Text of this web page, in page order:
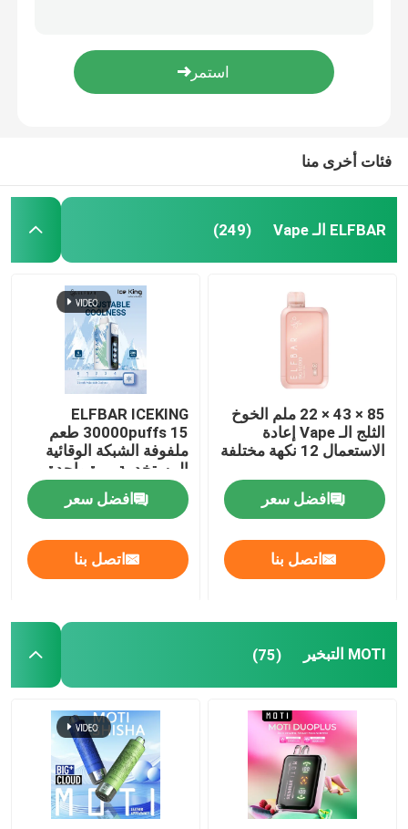
جهاز تبخير GEEKBAR
الـ (فوموت فايب)
(موقع (هوكي دي)
الـ"فايب" من المدرسة القديمة
إي بي إي فيب
VAPORLAX الـ Vape
إينفا فايب
okk vape
فئات أخرى منا
ELFBAR الـ Vape (249)
85 × 43 × 22 ملم الخوخ
الثلج الـ Vape إعادة
الاستعمال 12 نكهة مختلفة
افضل سعر
اتصل بنا
ELFBAR ICEKING
30000puffs 15 طعم
ملفوفة الشبكة الوقائية
المستخدمة مرة واحدة و
20 مل سعة السائل
الإلكترونيافضل سعر
اتصل بنا
MOTI التبخير (75)